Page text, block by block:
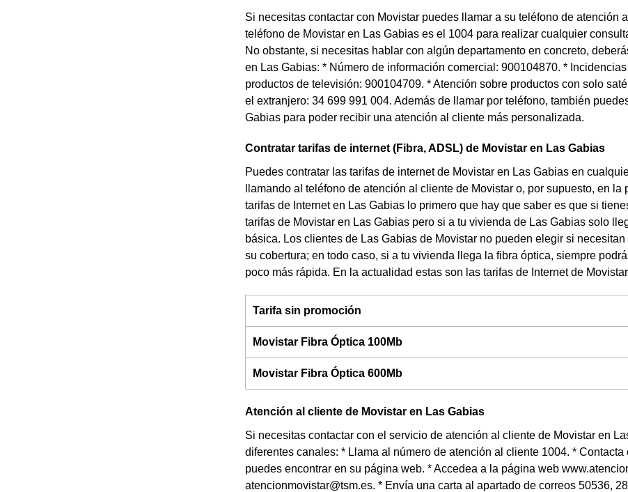
Si necesitas contactar con Movistar puedes llamar a su teléfono de atención
teléfono de Movistar en Las Gabias es el 1004 para realizar cualquier
No obstante, si necesitas hablar con algún departamento en concreto,
en Las Gabias: * Número de información comercial: 900104870. *
productos de televisión: 900104709. * Atención sobre productos con solo
el extranjero: 34 699 991 004. Además de llamar por teléfono, también
Gabias para poder recibir una atención al cliente más personalizada.
Contratar tarifas de internet (Fibra, ADSL) de Movistar en Las Gabias
Puedes contratar las tarifas de internet de Movistar en Las Gabias en
llamando al teléfono de atención al cliente de Movistar o, por supuesto, en
tarifas de Internet en Las Gabias lo primero que hay que saber es que si
tarifas de Movistar en Las Gabias pero si a tu vivienda de Las Gabias solo
básica. Los clientes de Las Gabias de Movistar no pueden elegir si
su cobertura; en todo caso, si a tu vivienda llega la fibra óptica, siempre
poco más rápida. En la actualidad estas son las tarifas de Internet de
Tarifa sin promoción
Movistar Fibra Óptica 100Mb
Movistar Fibra Óptica 600Mb
Atención al cliente de Movistar en Las Gabias
Si necesitas contactar con el servicio de atención al cliente de Movistar en
diferentes canales: * Llama al número de atención al cliente 1004. *
puedes encontrar en su página web. * Accedea a la página web
atencionmovistar@tsm.es. * Envía una carta al apartado de correos 50536,